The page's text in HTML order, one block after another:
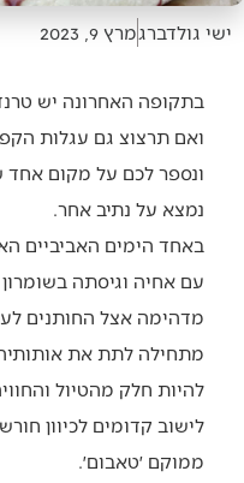
ישי גולדברגמרץ 9, 2023
בתקופה האחרונה יש
ואם תרצוצ גם עגלות
ונספר לכם על מקום
נמצא על נתיב אחר.
באחד הימים האביביים
עם אחיה וגיסתה
מדהימה אצל החותנים
מתחילה לתת את
להיות חלק מהטיול
לישוב קדומים לכיוון
ממוקם ׳טאבום׳.